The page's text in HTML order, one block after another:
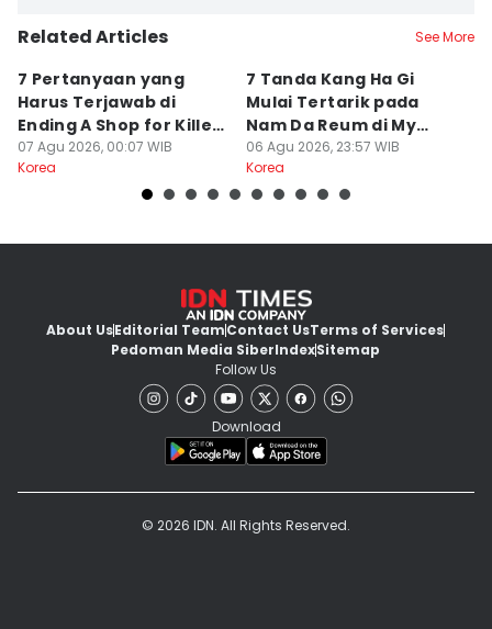
Related Articles See More
7 Pertanyaan yang
Harus Terjawab di
Ending A Shop for Killers
2
07 Agu 2026, 00:07 WIB
Korea
7 Tanda Kang Ha Gi
Mulai Tertarik pada
Nam Da Reum di My
Bias, My Boss
06 Agu 2026, 23:57 WIB
Korea
About UsEditorial TeamContact UsTerms of Services
Pedoman Media SiberIndexSitemap
Follow Us
Download
© 2026 IDN. All Rights Reserved.